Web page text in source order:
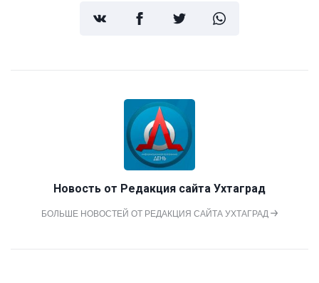
Новость от Редакция сайта Ухтаград
БОЛЬШЕ НОВОСТЕЙ ОТ РЕДАКЦИЯ САЙТА УХТАГРАД